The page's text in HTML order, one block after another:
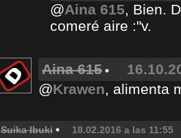
@Aina 615, Bien.
comeré aire :"v.
Aina 615
@Krawen, alimenta
Suika Ibuki
18.02.2016 a las 11:55